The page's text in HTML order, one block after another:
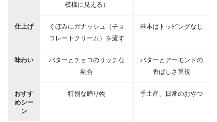
模様に見える）
仕上げ
くぼみにガナッシュ（チョ
コレートクリーム）を流す
基本はトッピングなし
味わい
バターとチョコのリッチな
融合
バターとアーモンドの
香ばしさ重視
おすす
めシー
ン
特別な贈り物 手土産、日常のおやつ